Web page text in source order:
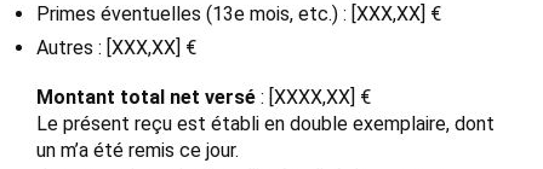
Primes éventuelles (13e mois, etc.) : [XXX,XX] €
Autres : [XXX,XX] €
Montant total net versé : [XXXX,XX] €
Le présent reçu est établi en double exemplaire, dont
un m’a été remis ce jour.